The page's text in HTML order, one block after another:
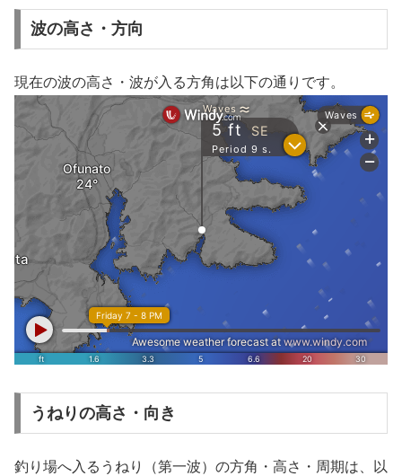
波の高さ・方向
現在の波の高さ・波が入る方角は以下の通りです。
うねりの高さ・向き
釣り場へ入るうねり（第一波）の方角・高さ・周期は、以